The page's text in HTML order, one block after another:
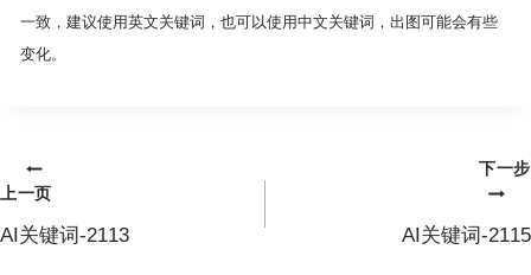
一致，建议使用英文关键词，也可以使用中文关键词，出图可能会有些
变化。
文
章
上一页
AI关键词-2113
下一步
AI关键词-2115